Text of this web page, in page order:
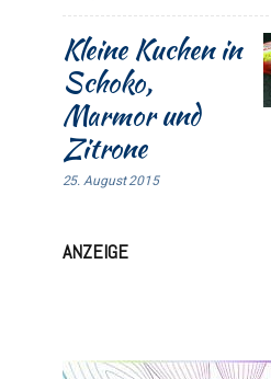
Kleine Kuchen in
Schoko,
Marmor und
Zitrone
25. August 2015
ANZEIGE